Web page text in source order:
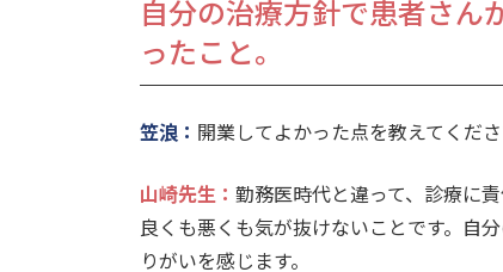
自分の治療方針で患者さん
ったこと。
笠浪： 開業してよかった点を教えてくださ
山崎先生 ： 勤務医時代と違って、診療に
良くも悪くも気が抜けないことです。自
りがいを感じます。